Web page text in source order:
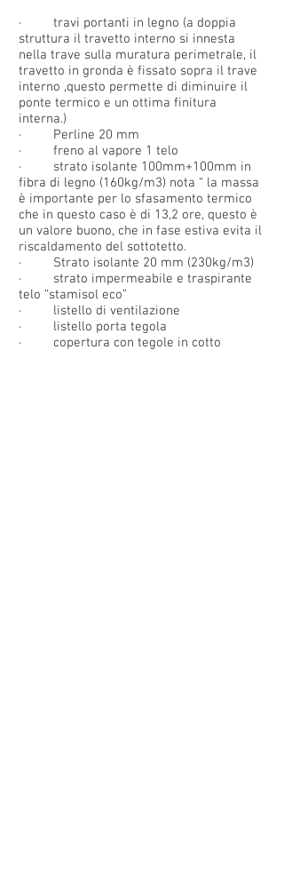
· travi portanti in legno (a doppia
struttura il travetto interno si innesta
nella trave sulla muratura perimetrale, il
travetto in gronda è fissato sopra il trave
interno ,questo permette di diminuire il
ponte termico e un ottima finitura
interna.)
· Perline 20 mm
· freno al vapore 1 telo
· strato isolante 100mm+100mm in
fibra di legno (160kg/m3) nota “ la massa
è importante per lo sfasamento termico
che in questo caso è di 13,2 ore, questo è
un valore buono, che in fase estiva evita il
riscaldamento del sottotetto.
· Strato isolante 20 mm (230kg/m3)
· strato impermeabile e traspirante
telo “stamisol eco”
· listello di ventilazione
· listello porta tegola
· copertura con tegole in cotto